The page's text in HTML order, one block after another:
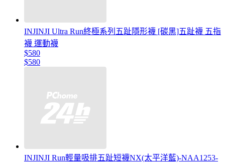
INJINJI Ultra Run終極系列五趾隱形襪 [碳黑]五趾襪 五指
襪 運動襪
$580
$580
INJINJI Run輕量吸排五趾短襪NX(太平洋藍)-NAA1253-